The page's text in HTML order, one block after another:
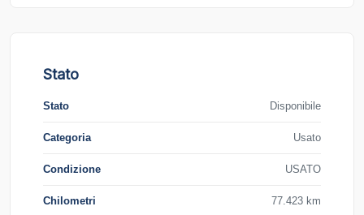
Stato
Stato Disponibile
Categoria Usato
Condizione USATO
Chilometri 77.423 km